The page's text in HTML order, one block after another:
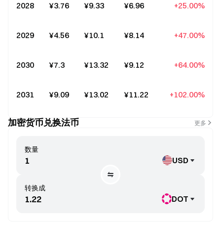
2028 ¥3.76 ¥9.33 ¥6.96 +25.00%
2029 ¥4.56 ¥10.1 ¥8.14 +47.00%
2030 ¥7.3 ¥13.32 ¥9.12 +64.00%
2031 ¥9.09 ¥13.02 ¥11.22 +102.00%
加密货币兑换法币 更多
转换成
DOT
数量
USD